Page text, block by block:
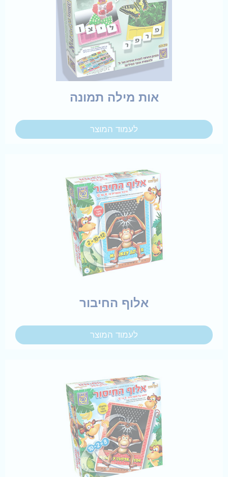
אות מילה תמונה
לעמוד המוצר
אלוף החיבור
לעמוד המוצר